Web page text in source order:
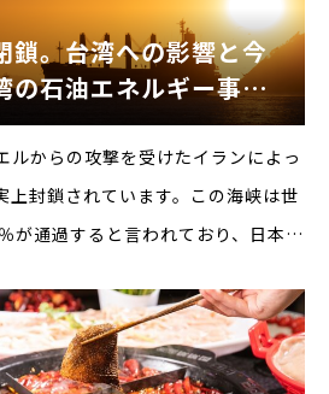
鎖。台湾への影響と今
の石油エネルギー事情
ルからの攻撃を受けたイランによっ
上封鎖されています。この海峡は世
が通過すると言われており、日本を
く、多くのエネルギーを中東に依存